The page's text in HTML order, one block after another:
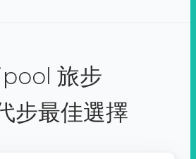
旅步
步最佳選擇